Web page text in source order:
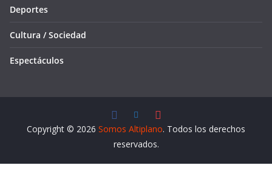
Deportes
Cultura / Sociedad
Espectáculos
Copyright © 2026 Somos Altiplano. Todos los derechos
reservados.